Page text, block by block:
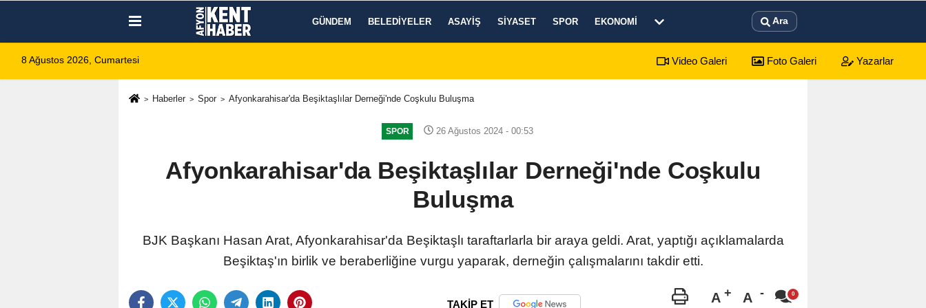
GÜNDEM BELEDIYELER ASAYIŞ SIYASET SPOR EKONOMI Ara
8 Ağustos 2026, Cumartesi Video Galeri Foto Galeri Yazarlar
Haberler Spor Afyonkarahisar'da Beşiktaşlılar Derneği'nde Coşkulu Buluşma
SPOR 26 Ağustos 2024 - 00:53
Afyonkarahisar'da Beşiktaşlılar Derneği'nde Coşkulu
Buluşma
BJK Başkanı Hasan Arat, Afyonkarahisar'da Beşiktaşlı taraftarlarla bir araya geldi. Arat, yaptığı açıklamalarda
Beşiktaş'ın birlik ve beraberliğine vurgu yaparak, derneğin çalışmalarını takdir etti.
TAKİP ET A A